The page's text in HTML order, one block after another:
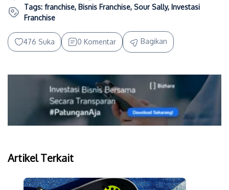
Tags: franchise, Bisnis Franchise, Sour Sally, Investasi
Franchise
476 Suka 0 Komentar Bagikan
Artikel Terkait